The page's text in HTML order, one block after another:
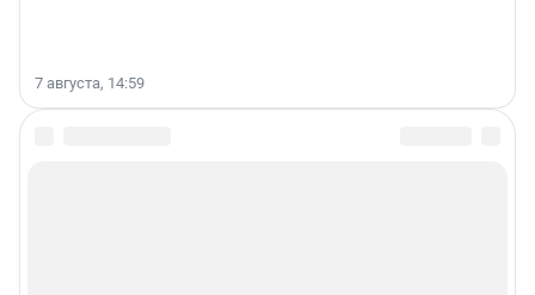
7 августа, 14:59